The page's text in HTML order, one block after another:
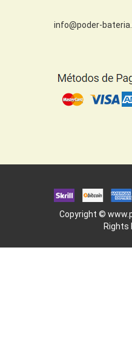
info@poder-
Copyright ©
Rights